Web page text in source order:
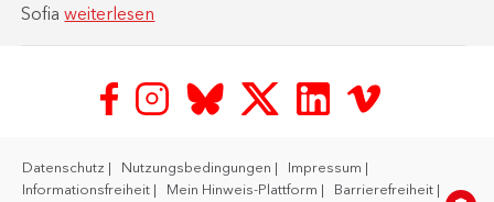
Sofiaweiterlesen
Datenschutz Nutzungsbedingungen
Impressum
Informationsfreiheit
Mein Hinweis-Plattform Barrierefreiheit